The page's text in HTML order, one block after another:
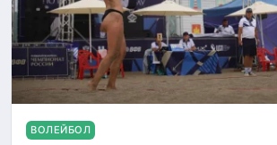
ВОЛЕЙБОЛ